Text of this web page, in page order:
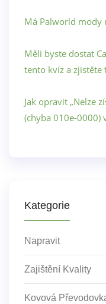
Má Palworld mody
Měli byste dostat
tento kvíz a zjistěte
Jak opravit „Nelze
(chyba 010e-0000)
Kategorie
Napravit
Zajištění Kvality
Kovová